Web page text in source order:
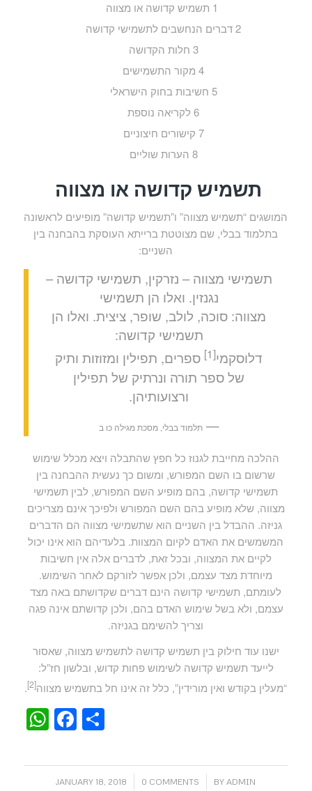
תשמיש קדושה או מצווה
2 דברים הנחשבים לתשמישי קדושה
3 חלות הקדושה
4 מקור התשמישים
5 חשיבות בחוק הישראלי
6 לקריאה נוספת
7 קישורים חיצוניים
8 הערות שוליים
תשמיש קדושה או מצווה
המושגים “תשמיש מצווה” ו”תשמיש קדושה” מופיעים לראשונה
בתלמוד בבלי, שם מצוטטת ברייתא העוסקת בהבחנה בין
השניים:
תשמישי מצווה – נזרקין, תשמישי קדושה –
נגנזין. ואלו הן תשמישי
מצווה: סוכה, לולב, שופר, ציצית. ואלו הן
תשמישי קדושה:
דלוסקמי[1]
ספרים, תפילין ומזוזות ותיק
של ספר תורה ונרתיק של תפילין
ורצועותיהן.
—תלמוד בבלי, מסכת מגילה כו ב
ההלכה מחייבת לגנוז כל חפץ שהתבלה ויצא מכלל שימוש
שרשום בו השם המפורש, ומשום כך נעשית ההבחנה בין
תשמישי קדושה, בהם מופיע השם המפורש, לבין תשמישי
מצווה, שלא מופיע בהם השם המפורש ולפיכך אינם מצריכים
גניזה. ההבדל בין השניים הוא שתשמישי מצווה הם הדברים
המשמשים את האדם לקיום המצוות. בלעדיהם הוא אינו יכול
לקיים את המצווה, ובכל זאת, לדברים אלה אין חשיבות
מיוחדת מצד עצמם, ולכן אפשר לזורקם לאחר השימוש.
לעומתם, תשמישי קדושה הינם דברים שקדושתם באה מצד
עצמם, ולא בשל שימוש האדם בהם, ולכן קדושתם אינה פגה
וצריך להשימם בגניזה.
ישנו עוד חילוק בין תשמיש קדושה לתשמיש מצווה, שאסור
לייעד תשמיש קדושה לשימוש פחות קדוש, ובלשון חז”ל:
“מעלין בקודש ואין מורידין”, כלל זה אינו חל בתשמיש מצווה[2]
.
WhatsApp
Facebook
Share
JANUARY 18, 2018
/ 0 COMMENTS
/ BY ADMIN